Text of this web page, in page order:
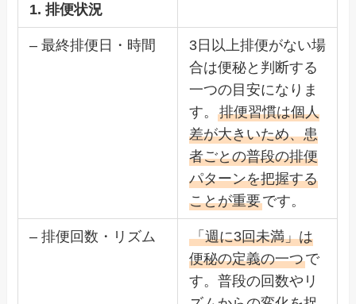
1. 排便状況
– 最終排便日・時間
3日以上排便がない場
合は便秘と判断する
一つの目安になりま
す。 排便習慣は個人
差が大きいため、患
者ごとの普段の排便
パターンを把握する
ことが重要です。
– 排便回数・リズム
「週に3回未満」は
便秘の定義の一つで
す。普段の回数やリ